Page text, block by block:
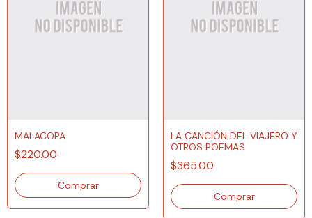
MALACOPA
$220.00
LA CANCIÓN DEL VIAJERO Y
OTROS POEMAS
$365.00